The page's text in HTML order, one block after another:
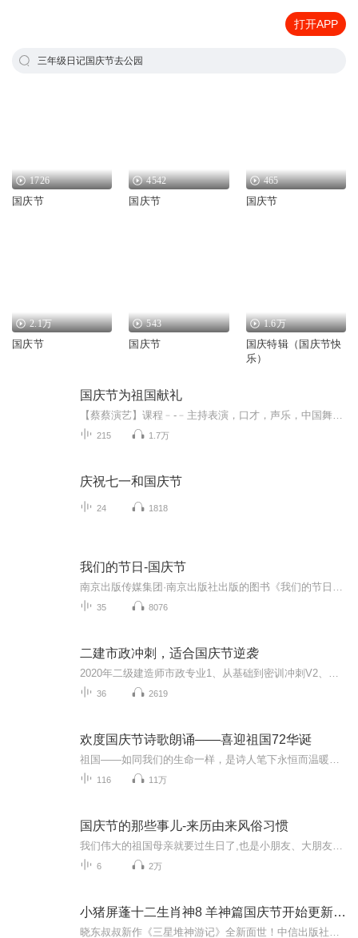
打开APP
三年级日记国庆节去公园
1726
国庆节
4542
国庆节
465
国庆节
2.1万
国庆节
543
国庆节
1.6万
国庆特辑（国庆节快
乐）
国庆节为祖国献礼
215 1.7万
庆祝七一和国庆节
24 1818
我们的节日-国庆节
35 8076
二建市政冲刺，适合国庆节逆袭
36 2619
欢度国庆节诗歌朗诵——喜迎祖国72华诞
116 11万
国庆节的那些事儿-来历由来风俗习惯
6 2万
小猪屏蓬十二生肖神8 羊神篇国庆节开始更新啦！